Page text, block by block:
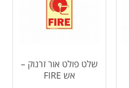
שלט פולט אור זרנוק –
אש FIRE